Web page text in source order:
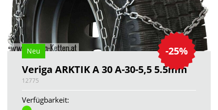
-25%
Neu
Veriga ARKTIK A 30 A-30-5,5 5.5mm
12775
Verfügbarkeit: